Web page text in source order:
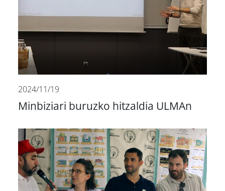
2024/11/19
Minbiziari buruzko hitzaldia ULMAn